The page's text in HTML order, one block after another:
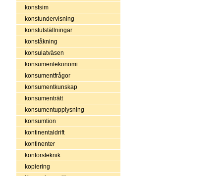
konstsim
konstundervisning
konstutställningar
konståkning
konsulatväsen
konsumentekonomi
konsumentfrågor
konsumentkunskap
konsumenträtt
konsumentupplysning
konsumtion
kontinentaldrift
kontinenter
kontorsteknik
kopiering